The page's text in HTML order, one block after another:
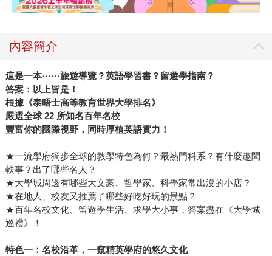
內容簡介
這是一本⋯⋯旅遊導覽？英語學習書？留遊學指南？
答案：以上皆是！
根據《泰晤士高等教育世界大學排名》
嚴選全球 22 所知名百年名校
豐富你的國際視野，同時厚植英語實力！
★一流學府獨步全球的教學特色為何？最熱門科系？有什麼趣聞
軼事？出了哪些名人？
★大學城周邊有哪些大文豪、哲學家、科學家常出沒的小店？
★在地人、校友又推薦了哪些好吃好玩的景點？
★百年名校文化、留遊學生活、求學大小事，答案盡在《大學城
巡禮》！
特色一：名校沿革，一窺精英學府的悠久文化